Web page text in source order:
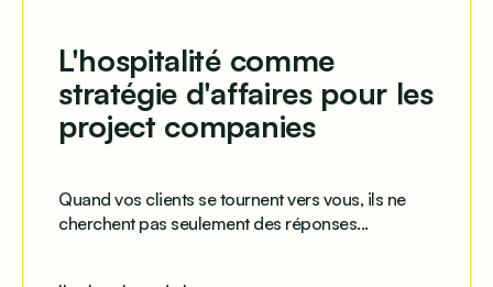
L'hospitalité comme
stratégie d'affaires pour les
project companies
Quand vos clients se tournent vers vous, ils ne
cherchent pas seulement des réponses...